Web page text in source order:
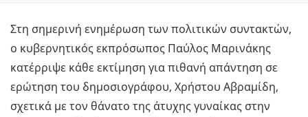
Στη σημερινή ενημέρωση των πολιτικών συντακτών,
ο κυβερνητικός εκπρόσωπος Παύλος Μαρινάκης
κατέρριψε κάθε εκτίμηση για πιθανή απάντηση σε
ερώτηση του δημοσιογράφου, Χρήστου Αβραμίδη,
σχετικά με τον θάνατο της άτυχης γυναίκας στην